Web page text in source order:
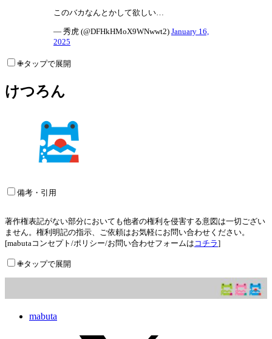
このバカなんとかして欲しい…
— 秀虎 (@DFHkHMoX9WNwwt2) January 16,
2025
✙タップで展開
けつろん
備考・引用
著作権表記がない部分においても他者の権利を侵害する意図は一切ござい
ません。権利明記の指示、ご依頼はお気軽にお問い合わせください。
[mabutaコンセプト/ポリシー/お問い合わせフォームは コチラ]
✙タップで展開
mabuta